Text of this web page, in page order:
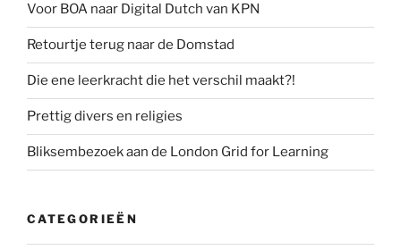
Voor BOA naar Digital Dutch van KPN
Retourtje terug naar de Domstad
Die ene leerkracht die het verschil maakt?!
Prettig divers en religies
Bliksembezoek aan de London Grid for Learning
CATEGORIEËN